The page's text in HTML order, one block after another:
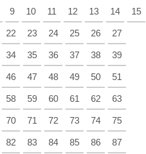
9 10 11 12 13 14 15
22 23 24 25 26 27
34 35 36 37 38 39
46 47 48 49 50 51
58 59 60 61 62 63
70 71 72 73 74 75
82 83 84 85 86 87